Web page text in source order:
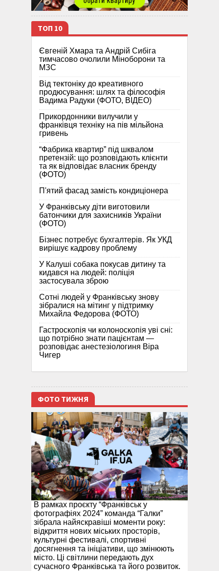
ТОП 10
Євгеній Хмара та Андрій Сибіга
тимчасово очолили Міноборони та
МЗС
Від тектоніку до креативного
продюсування: шлях та філософія
Вадима Радуки (ФОТО, ВІДЕО)
Прикордонники вилучили у
франківця техніку на пів мільйона
гривень
“Фабрика квартир” під шквалом
претензій: що розповідають клієнти
та як відповідає власник бренду
(ФОТО)
П'ятий фасад замість кондиціонера
У Франківську діти виготовили
батончики для захисників України
(ФОТО)
Бізнес потребує бухгалтерів. Як УКД
вирішує кадрову проблему
У Калуші собака покусав дитину та
кидався на людей: поліція
застосувала зброю
Сотні людей у Франківську знову
зібралися на мітинг у підтримку
Михайла Федорова (ФОТО)
Гастроскопія чи колоноскопія уві сні:
що потрібно знати пацієнтам —
розповідає анестезіологиня Віра
Чигер
ФОТО ТИЖНЯ
В рамках проєкту “Франківськ у
фотографіях 2024” команда “Галки”
зібрала найяскравіші моменти року:
відкриття нових міських просторів,
культурні фестивалі, спортивні
досягнення та ініціативи, що змінюють
місто. Ці світлини передають дух
сучасного Франківська та його розвиток.